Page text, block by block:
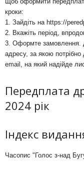
кроки:
1. Зайдіть на https://
2. Вкажіть період,
3. Оформте замовлення.
адресу, за якою
email, на який надійде
Передплата
2024 рік
Індекс
Часопис "Голос з-над